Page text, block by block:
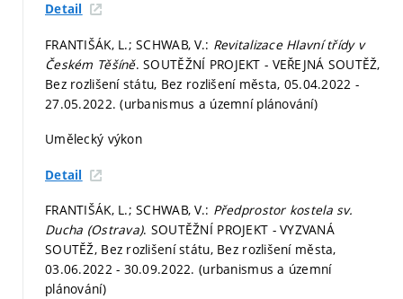
Detail
FRANTIŠÁK, L.; SCHWAB, V.: Revitalizace Hlavní třídy v
Českém Těšíně. SOUTĚŽNÍ PROJEKT - VEŘEJNÁ SOUTĚŽ,
Bez rozlišení státu, Bez rozlišení města, 05.04.2022 -
27.05.2022. (urbanismus a územní plánování)
Umělecký výkon
Detail
FRANTIŠÁK, L.; SCHWAB, V.: Předprostor kostela sv.
Ducha (Ostrava). SOUTĚŽNÍ PROJEKT - VYZVANÁ
SOUTĚŽ, Bez rozlišení státu, Bez rozlišení města,
03.06.2022 - 30.09.2022. (urbanismus a územní
plánování)